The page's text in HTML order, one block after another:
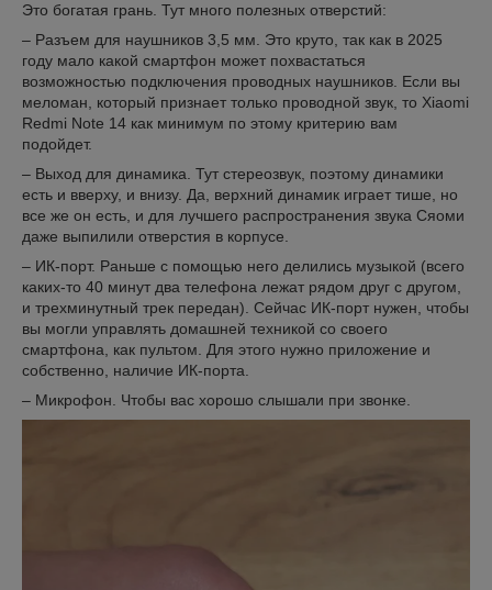
Это богатая грань. Тут много полезных отверстий:
– Разъем для наушников 3,5 мм. Это круто, так как в 2025
году мало какой смартфон может похвастаться
возможностью подключения проводных наушников. Если вы
меломан, который признает только проводной звук, то Xiaomi
Redmi Note 14 как минимум по этому критерию вам
подойдет.
– Выход для динамика. Тут стереозвук, поэтому динамики
есть и вверху, и внизу. Да, верхний динамик играет тише, но
все же он есть, и для лучшего распространения звука Сяоми
даже выпилили отверстия в корпусе.
– ИК-порт. Раньше с помощью него делились музыкой (всего
каких-то 40 минут два телефона лежат рядом друг с другом,
и трехминутный трек передан). Сейчас ИК-порт нужен, чтобы
вы могли управлять домашней техникой со своего
смартфона, как пультом. Для этого нужно приложение и
собственно, наличие ИК-порта.
– Микрофон. Чтобы вас хорошо слышали при звонке.